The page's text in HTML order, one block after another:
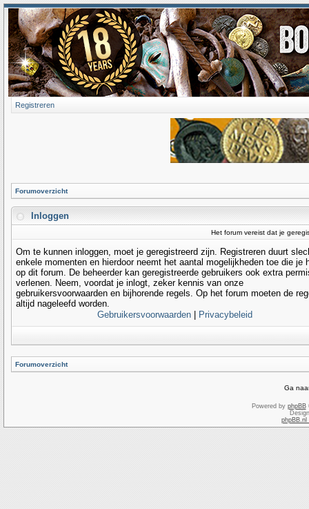
Registreren
Forumoverzicht
Inloggen
Het forum vereist dat je
Om te kunnen inloggen, moet je geregistreerd zijn. Registreren duurt
enkele momenten en hierdoor neemt het aantal mogelijkheden toe die je
op dit forum. De beheerder kan geregistreerde gebruikers ook extra
verlenen. Neem, voordat je inlogt, zeker kennis van onze
gebruikersvoorwaarden en bijhorende regels. Op het forum moeten de
altijd nageleefd worden.
Gebruikersvoorwaarden
Privacybeleid
Forumoverzicht
Ga
Powered by phpBB
phpBB.nl